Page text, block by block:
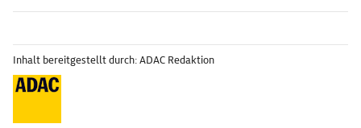
Inhalt bereitgestellt durch: ADAC Redaktion